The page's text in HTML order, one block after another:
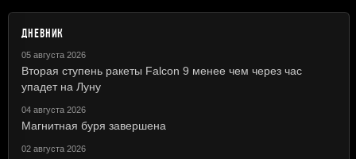
ДНЕВНИК
05 августа 2026
Вторая ступень ракеты Falcon 9 менее чем через час
упадет на Луну
04 августа 2026
Магнитная буря завершена
02 августа 2026